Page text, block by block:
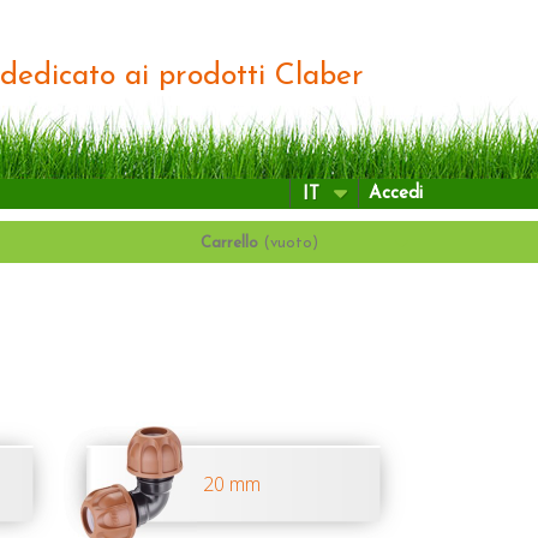
ai prodotti Claber
Accedi
IT
Carrello (vuoto)
20 mm